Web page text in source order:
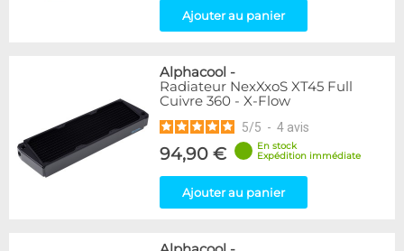
Ajouter au panier
Alphacool -
Radiateur NexXxoS XT45 Full
Cuivre 360 - X-Flow
5/5 - 4 avis
94,90 €
En stock
Expédition immédiate
Ajouter au panier